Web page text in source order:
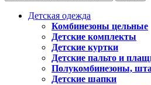
Детская одежда
Комбинезоны цельные
Детские комплекты
Детские куртки
Детские пальто и
Полукомбинезоны,
Детские шапки